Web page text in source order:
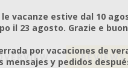
REVIEWS
le vacanze estive dal 10
il 23 agosto. Grazie e
por vacaciones de
mensajes y pedidos